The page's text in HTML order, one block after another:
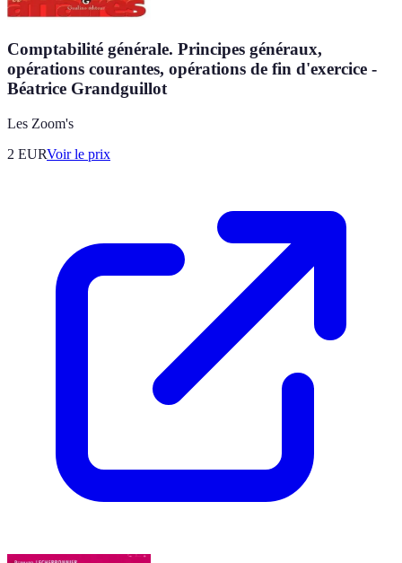
Comptabilité générale. Principes généraux,
opérations courantes, opérations de fin d'exercice -
Béatrice Grandguillot
Les Zoom's
2 EURVoir le prix